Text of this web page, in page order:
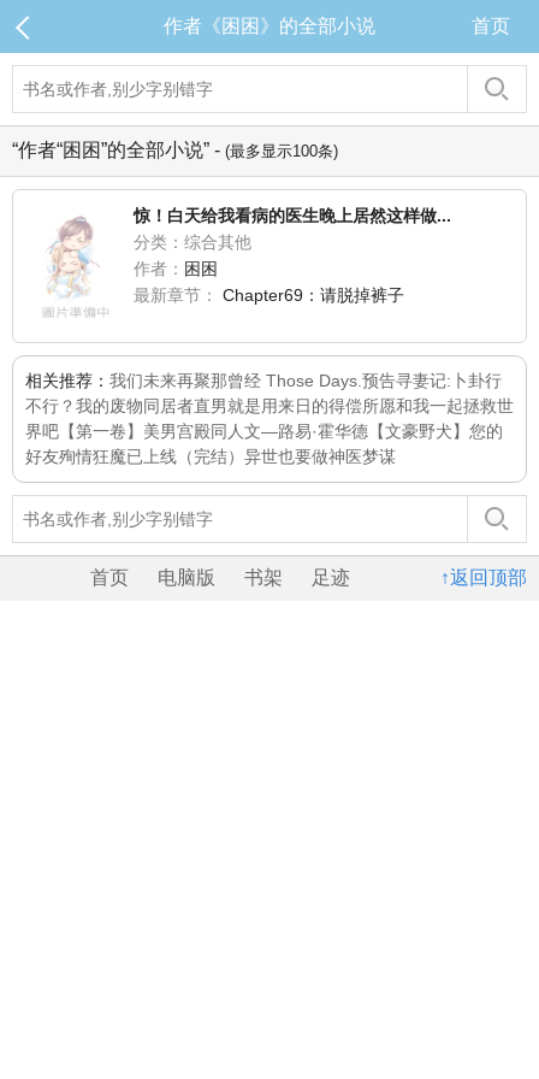
作者《困困》的全部小说 首页
“作者“困困”的全部小说” - (最多显示100条)
惊！白天给我看病的医生晚上居然这样做...
分类：综合其他
作者： 困困
最新章节：
Chapter69：请脱掉裤子
相关推荐： 我们未来再聚那曾经 Those Days. 预告寻妻记:卜卦行
不行？我的废物同居者直男就是用来日的得偿所愿和我一起拯救世
界吧【第一卷】 美男宫殿同人文—路易·霍华德 【文豪野犬】您的
好友殉情狂魔已上线（完结） 异世也要做神医梦谋
↑返回顶部
首页 电脑版 书架 足迹